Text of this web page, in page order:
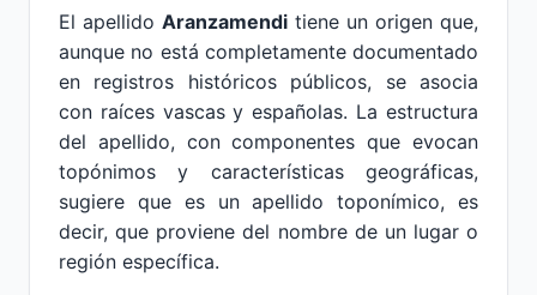
El apellido Aranzamendi tiene un origen que,
aunque no está completamente documentado
en registros históricos públicos, se asocia
con raíces vascas y españolas. La estructura
del apellido, con componentes que evocan
topónimos y características geográficas,
sugiere que es un apellido toponímico, es
decir, que proviene del nombre de un lugar o
región específica.